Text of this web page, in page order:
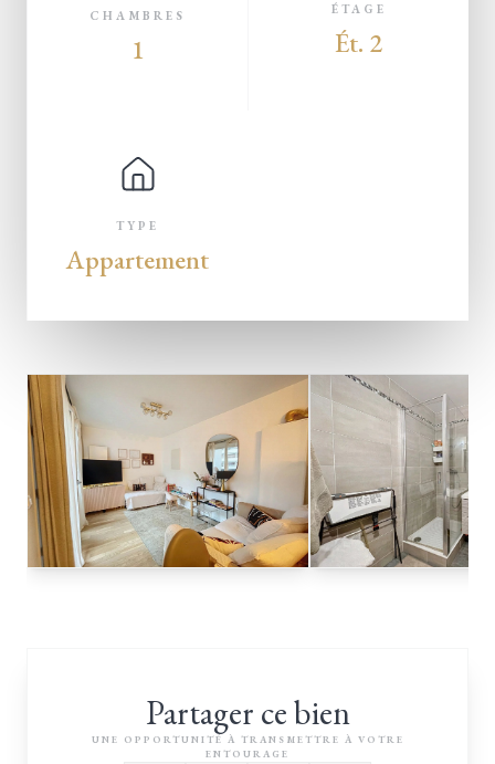
CHAMBRES
1
ÉTAGE
Ét. 2
TYPE
Appartement
Partager ce bien
UNE OPPORTUNITÉ À TRANSMETTRE À VOTRE
ENTOURAGE